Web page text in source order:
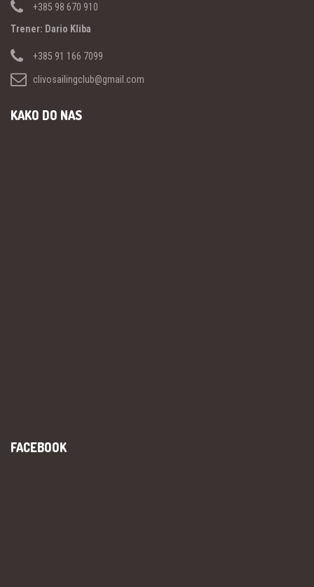
+385 98 670 910
Trener: Dario Kliba
+385 91 166 7099
clivosailingclub@gmail.com
KAKO DO NAS
FACEBOOK